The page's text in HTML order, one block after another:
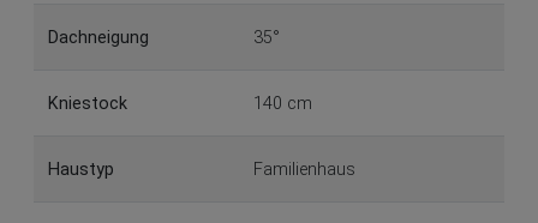
Dachneigung 35°
Kniestock 140 cm
Haustyp Familienhaus